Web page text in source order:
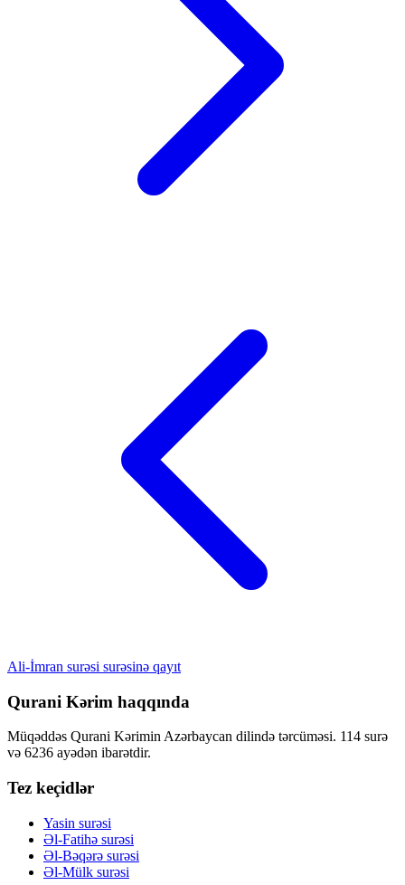
Ali-İmran surəsi surəsinə qayıt
Qurani Kərim haqqında
Müqəddəs Qurani Kərimin Azərbaycan dilində tərcüməsi. 114 surə
və 6236 ayədən ibarətdir.
Tez keçidlər
Yasin surəsi
Əl-Fatihə surəsi
Əl-Bəqərə surəsi
Əl-Mülk surəsi